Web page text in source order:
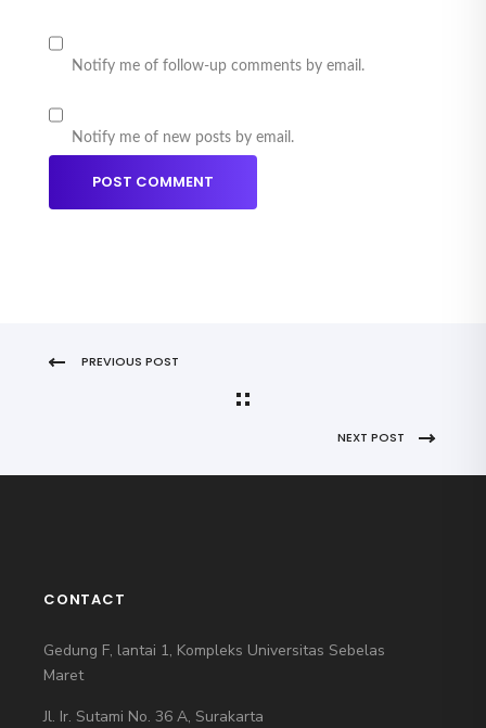
Notify me of follow-up comments by email.
Notify me of new posts by email.
PREVIOUS POST
NEXT POST
CONTACT
Gedung F, lantai 1, Kompleks Universitas Sebelas
Maret
Jl. Ir. Sutami No. 36 A, Surakarta